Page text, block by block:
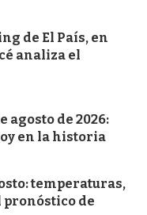
de El País, en
analiza el
agosto de 2026:
en la historia
temperaturas,
pronóstico de